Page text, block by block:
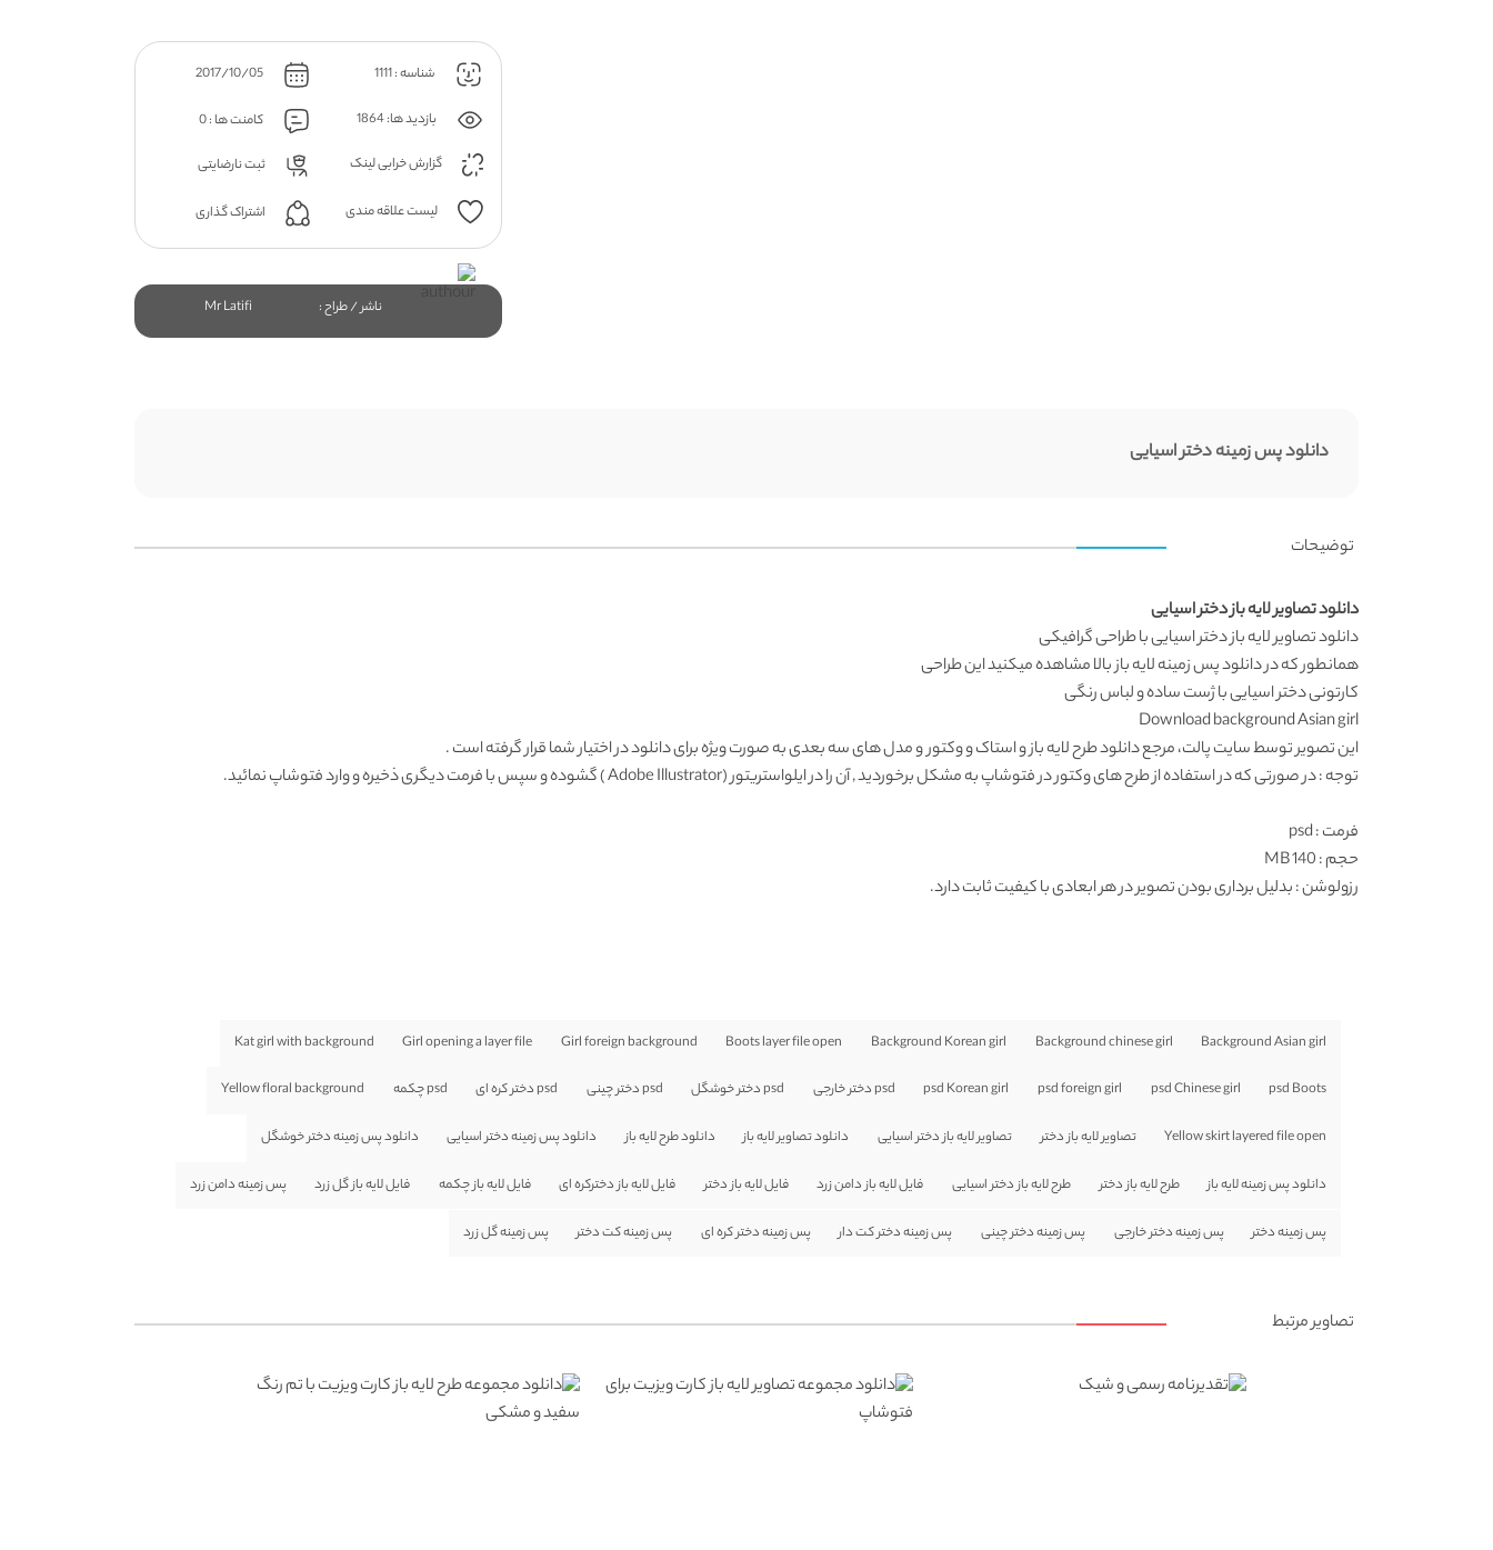
شناسه : 1111 2017/10/05
بازدید ها: 1864
کامنت ها : 0
گزارش خرابی لینک
ثبت نارضایتی
لیست علاقه مندی اشتراک گذاری
ناشر / طراح : Mr Latifi
دانلود پس زمینه دختر اسیایی
توضیحات
دانلود تصاویر لایه باز دختر اسیایی
دانلود تصاویر لایه بازدختر اسیایی با طراحی گرافیکی
همانطور که دردانلود پس زمینه لایه بازبالا مشاهده میکنید این طراحی
کارتونی دختر اسیایی با ژست ساده و لباس رنگی
Download background Asian girl
این تصویر توسط سایت پالت، مرجعدانلود طرح لایه بازو استاک و وکتور و مدل های سه بعدی به صورت ویژه برای دانلود در اختیار شما قرار گرفته است .
توجه : در صورتی که در استفاده از طرح های وکتور در فتوشاپ به مشکل برخوردید , آن را در ایلواستریتور (Adobe Illustrator ) گشوده و سپس با فرمت دیگری ذخیره و وارد فتوشاپ نمائید.
فرمت: psd
حجم : 140 MB
رزولوشن: بدلیل برداری بودن تصویر در هر ابعادی با کیفیت ثابت دارد.
Background Asian girl
Background chinese girl
Background Korean girl
Boots layer file open
Girl foreign background
Girl opening a layer file
Kat girl with background
psd Boots
psd Chinese girl
psd foreign girl
psd Korean girl psd دختر خارجی psd دختر خوشگل psd دختر چینی psd دختر کره ای psd چکمه Yellow floral background
Yellow skirt layered file open تصاویر لایه باز دختر تصاویر لایه باز دختر اسیایی دانلود تصاویر لایه باز دانلود طرح لایه باز دانلود پس زمینه دختر اسیایی دانلود پس زمینه دختر خوشگل
دانلود پس زمینه لایه باز طرح لایه باز دختر طرح لایه باز دختر اسیایی فایل لایه باز دامن زرد فایل لایه باز دختر فایل لایه باز دخترکره ای فایل لایه باز چکمه فایل لایه باز گل زرد پس زمینه دامن زرد
پس زمینه دختر پس زمینه دختر خارجی پس زمینه دختر چینی پس زمینه دختر کت دار پس زمینه دختر کره ای پس زمینه کت دختر پس زمینه گل زرد
تصاویر مرتبط